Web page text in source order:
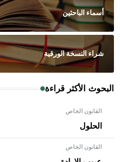
أسماء الباحثين
شراء النسخة الورقية
البحوث الأكثر قراءة
القانون الخاص
الحلول
القانون الخاص